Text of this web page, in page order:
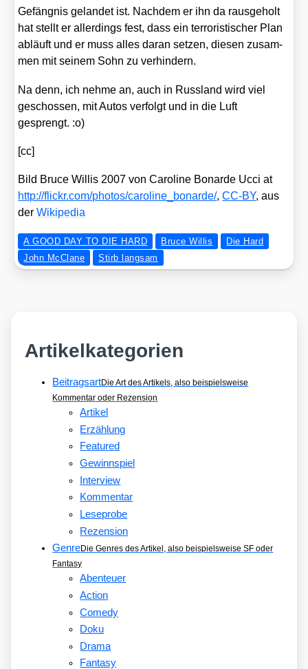
Gefäng­nis gelan­det ist. Nach­dem er ihn da raus­ge­holt
hat stellt er aller­dings fest, dass ein ter­ro­ris­ti­scher Plan
abläuft und er muss alles dar­an set­zen, die­sen zusam­
men mit sei­nem Sohn zu ver­hin­dern.
Na denn, ich neh­me an, auch in Russ­land wird viel
geschos­sen, mit Autos ver­folgt und in die Luft
gesprengt. :o)
[cc]
Bild Bruce Wil­lis 2007 von Caro­li­ne Bonar­de Ucci at
http://​flickr​.com/​p​h​o​t​o​s​/​c​a​r​o​l​i​n​e​_​b​o​n​a​r​de/,CC-BY, aus
derWiki­pe­dia
A GOOD DAY TO DIE HARD Bruce Willis
Die Hard
John McClane
Stirb langsam
Artikelkategorien
BeitragsartDie Art des Artikels, also beispielsweise
Kommentar oder Rezension
Artikel
Erzählung
Featured
Gewinnspiel
Interview
Kommentar
Leseprobe
Rezension
GenreDie Genres des Artikel, also beispielsweise SF oder
Fantasy
Abenteuer
Action
Comedy
Doku
Drama
Fantasy